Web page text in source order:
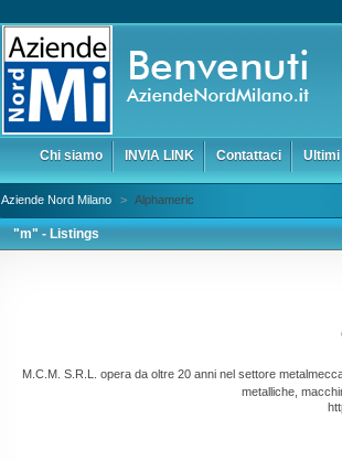
Chi siamo INVIA LINK Contattaci
Aziende Nord Milano > Alphameric
"m" - Listings
M.C.M. S.R.L. opera da oltre 20 anni nel settore
metalliche,